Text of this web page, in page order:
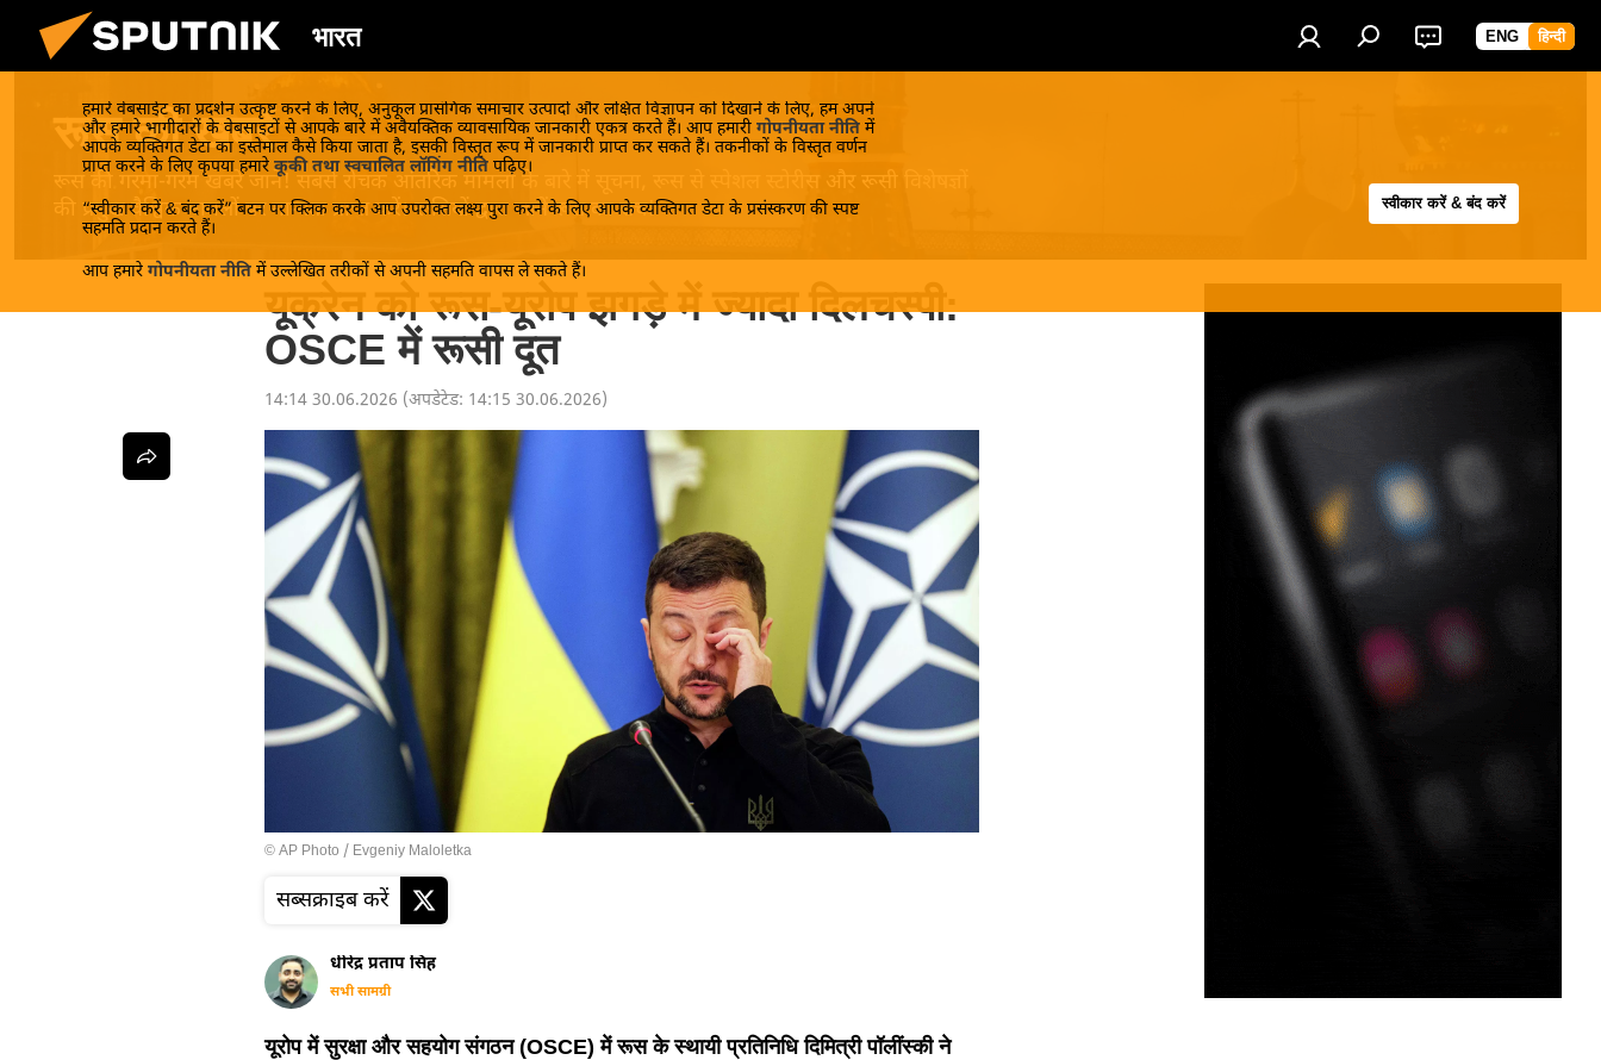
भारत ENG हिन्दी
हमारे वेबसाईट का प्रदर्शन उत्कृष्ट करने के लिए, अनुकूल प्रासंगिक समाचार उत्पादों और लक्षित विज्ञापन को दिखाने के लिए, हम अपने
और हमारे भागीदारों के वेबसाइटों से आपके बारे में अवैयक्तिक व्यावसायिक जानकारी एकत्र करते हैं। आप हमारी गोपनीयता नीति में
आपके व्यक्तिगत डेटा का इस्तेमाल कैसे किया जाता है, इसकी विस्तृत रूप में जानकारी प्राप्त कर सकते हैं। तकनीकों के विस्तृत वर्णन
प्राप्त करने के लिए कृपया हमारे कूकी तथा स्वचालित लॉगिंग नीति पढ़िए।
“स्वीकार करें & बंद करें” बटन पर क्लिक करके आप उपरोक्त लक्ष्य पुरा करने के लिए आपके व्यक्तिगत डेटा के प्रसंस्करण की स्पष्ट
सहमति प्रदान करते हैं।
आप हमारे गोपनीयता नीति में उल्लेखित तरीकों से अपनी सहमति वापस ले सकते हैं।
स्वीकार करें & बंद करें
रूस की खबरें
रूस की गरमा-गरम खबरें जानें! सबसे रोचक आंतरिक मामलों के बारे में सूचना, रूस से स्पेशल स्टोरीस और रूसी विशेषज्ञों
की प्रमुख वैश्विक मामलों पर मान्यता प्राप्त करें। रूसियों द्वारा जानें रूस का सच!
यूक्रेन को रूस-यूरोप झगड़े में ज्यादा दिलचस्पी:
OSCE में रूसी दूत
14:14 30.06.2026 (अपडेटेड: 14:15 30.06.2026)
© AP Photo / Evgeniy Maloletka
सब्सक्राइब करें
धीरेंद्र प्रताप सिंह
सभी सामग्री
यूरोप में सुरक्षा और सहयोग संगठन (OSCE) में रूस के स्थायी प्रतिनिधि दिमित्री पॉलींस्की ने